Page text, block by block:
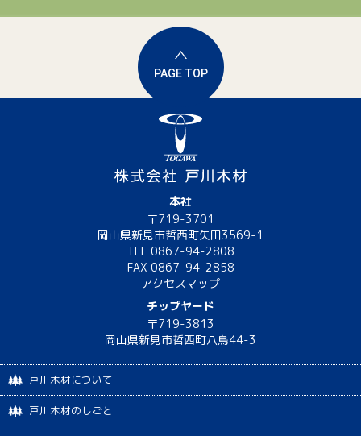
PAGE TOP
本社
〒719-3701
岡山県新見市哲西町矢田3569-1
TEL 0867-94-2808
FAX 0867-94-2858
アクセスマップ
チップヤード
〒719-3813
岡山県新見市哲西町八鳥44-3
戸川木材について
戸川木材のしごと